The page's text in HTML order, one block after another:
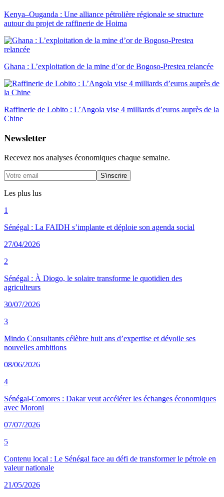
Kenya–Ouganda : Une alliance pétrolière régionale se structure
autour du projet de raffinerie de Hoima
Ghana : L’exploitation de la mine d’or de Bogoso-Prestea relancée
Raffinerie de Lobito : L’Angola vise 4 milliards d’euros auprès de la
Chine
Newsletter
Recevez nos analyses économiques chaque semaine.
S'inscrire
Les plus lus
1
Sénégal : La FAIDH s’implante et déploie son agenda social
27/04/2026
2
Sénégal : À Diogo, le solaire transforme le quotidien des
agriculteurs
30/07/2026
3
Mindo Consultants célèbre huit ans d’expertise et dévoile ses
nouvelles ambitions
08/06/2026
4
Sénégal-Comores : Dakar veut accélérer les échanges économiques
avec Moroni
07/07/2026
5
Contenu local : Le Sénégal face au défi de transformer le pétrole en
valeur nationale
21/05/2026